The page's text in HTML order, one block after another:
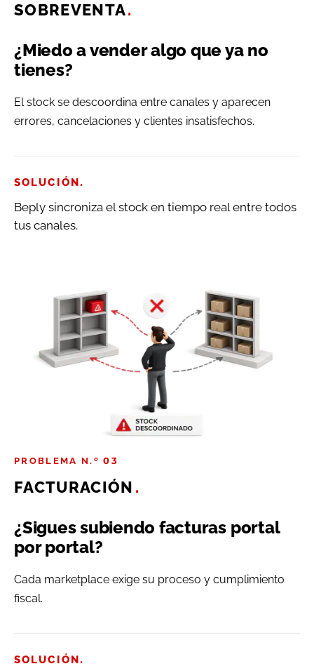
SOBREVENTA.
¿Miedo a vender algo que ya no
tienes?
El stock se descoordina entre canales y aparecen
errores, cancelaciones y clientes insatisfechos.
SOLUCIÓN .
Beply sincroniza el stock en tiempo real entre todos
tus canales.
PROBLEMA N.º 03
FACTURACIÓN .
¿Sigues subiendo facturas portal
por portal?
Cada marketplace exige su proceso y cumplimiento
fiscal.
SOLUCIÓN.